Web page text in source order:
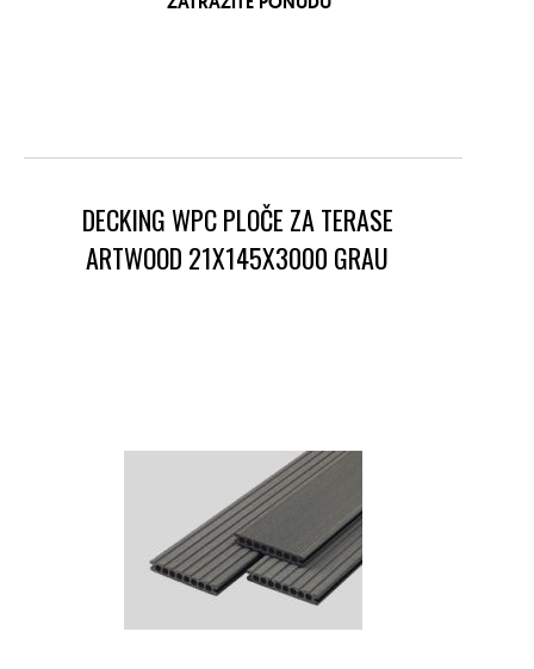
DECKING WPC PLOČE ZA TERASE
ARTWOOD 21X145X3000 GRAU